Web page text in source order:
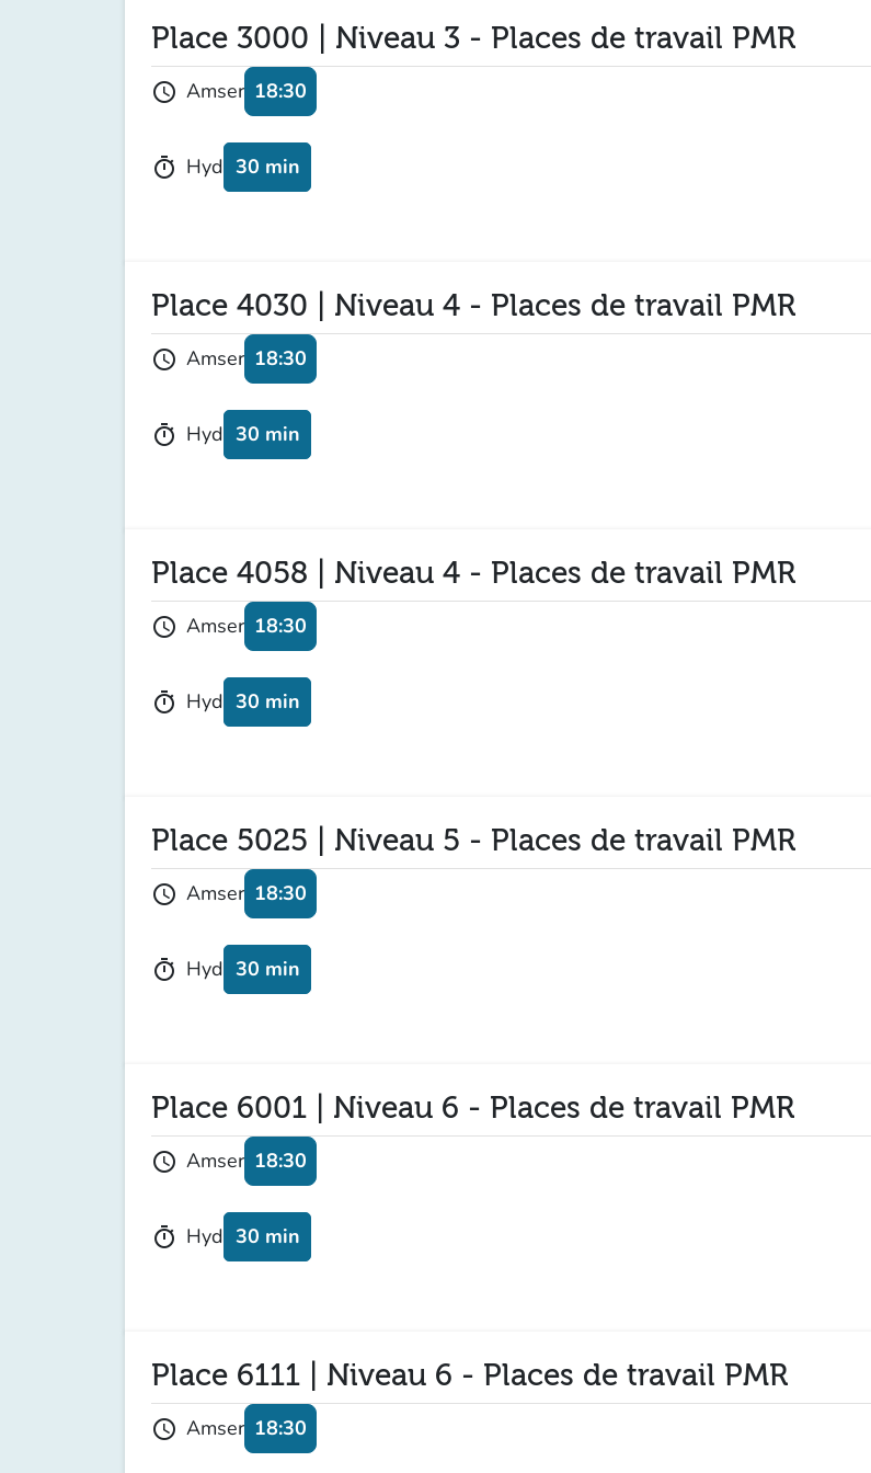
Place 3000 | Niveau 3 - Places de travail PMR
schedule Amser 18:30
timer Hyd 30 min
Place 4030 | Niveau 4 - Places de travail PMR
schedule Amser 18:30
timer Hyd 30 min
Place 4058 | Niveau 4 - Places de travail PMR
schedule Amser 18:30
timer Hyd 30 min
Place 5025 | Niveau 5 - Places de travail PMR
schedule Amser 18:30
timer Hyd 30 min
Place 6001 | Niveau 6 - Places de travail PMR
schedule Amser 18:30
timer Hyd 30 min
Place 6111 | Niveau 6 - Places de travail PMR
schedule Amser 18:30